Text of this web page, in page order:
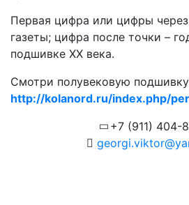
Первая цифра или цифры
газеты; цифра после точки –
подшивке ХХ века.
Смотри полувековую подшивку
http://kolanord.ru/index.php/
+7 (911) 404-